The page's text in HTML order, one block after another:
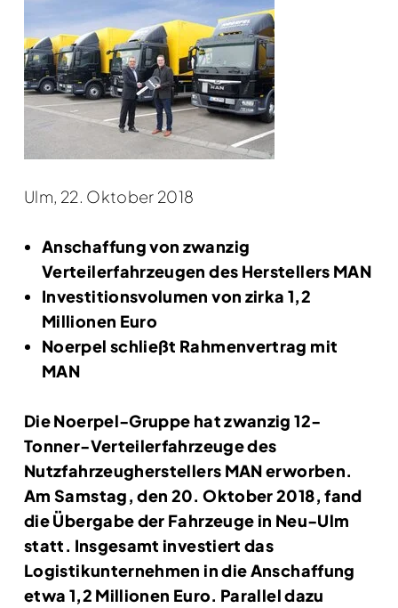
Ulm, 22. Oktober 2018
Anschaffung von zwanzig
Verteilerfahrzeugen des Herstellers MAN
Investitionsvolumen von zirka 1,2
Millionen Euro
Noerpel schließt Rahmenvertrag mit
MAN
Die Noerpel-Gruppe hat zwanzig 12-
Tonner-Verteilerfahrzeuge des
Nutzfahrzeugherstellers MAN erworben.
Am Samstag, den 20. Oktober 2018, fand
die Übergabe der Fahrzeuge in Neu-Ulm
statt. Insgesamt investiert das
Logistikunternehmen in die Anschaffung
etwa 1,2 Millionen Euro. Parallel dazu